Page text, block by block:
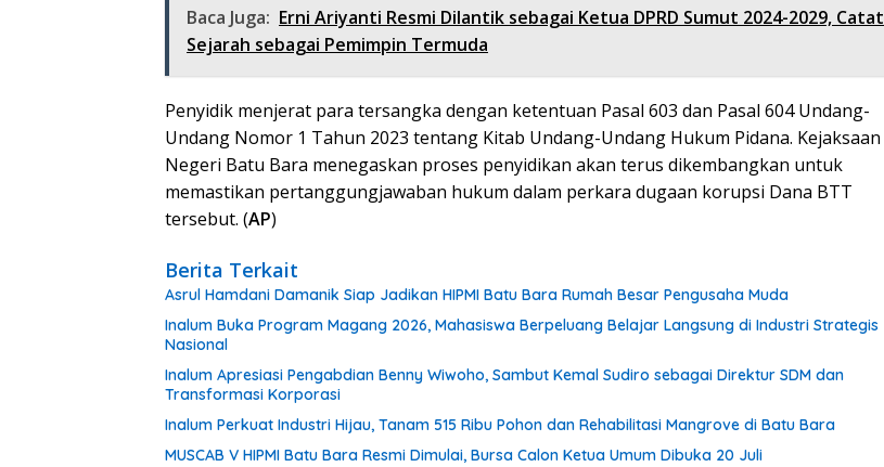
Baca Juga: Erni Ariyanti Resmi Dilantik sebagai Ketua DPRD Sumut 2024-2029, Catat
Sejarah sebagai Pemimpin Termuda
Penyidik menjerat para tersangka dengan ketentuan Pasal 603 dan Pasal 604 Undang-
Undang Nomor 1 Tahun 2023 tentang Kitab Undang-Undang Hukum Pidana. Kejaksaan
Negeri Batu Bara menegaskan proses penyidikan akan terus dikembangkan untuk
memastikan pertanggungjawaban hukum dalam perkara dugaan korupsi Dana BTT
tersebut. (AP)
Berita Terkait
Asrul Hamdani Damanik Siap Jadikan HIPMI Batu Bara Rumah Besar Pengusaha Muda
Inalum Buka Program Magang 2026, Mahasiswa Berpeluang Belajar Langsung di Industri Strategis
Nasional
Inalum Apresiasi Pengabdian Benny Wiwoho, Sambut Kemal Sudiro sebagai Direktur SDM dan
Transformasi Korporasi
Inalum Perkuat Industri Hijau, Tanam 515 Ribu Pohon dan Rehabilitasi Mangrove di Batu Bara
MUSCAB V HIPMI Batu Bara Resmi Dimulai, Bursa Calon Ketua Umum Dibuka 20 Juli